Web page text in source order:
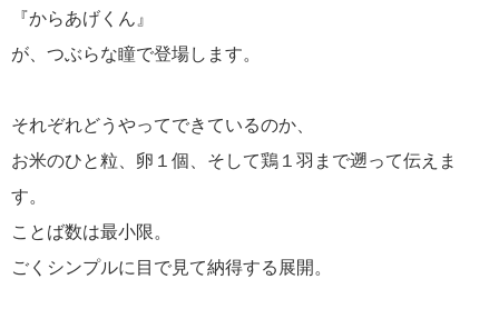
『からあげくん』
が、つぶらな瞳で登場します。
それぞれどうやってできているのか、
お米のひと粒、卵１個、そして鶏１羽まで遡って伝えま
す。
ことば数は最小限。
ごくシンプルに目で見て納得する展開。